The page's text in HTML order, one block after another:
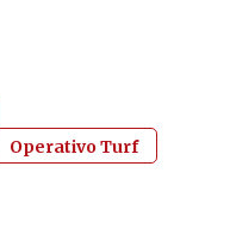
Operativo Turf